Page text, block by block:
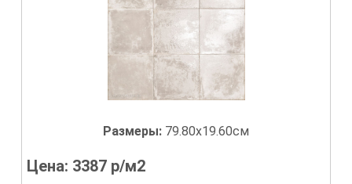
Размеры: 79.80x19.60см
Цена: 3387 р/м2